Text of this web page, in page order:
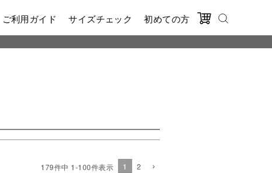
ご利用ガイド サイズチェック 初めての方
179件中 1-100件表示 1 2